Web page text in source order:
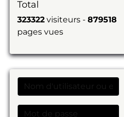
Total
323322 visiteurs -879518
pages vues